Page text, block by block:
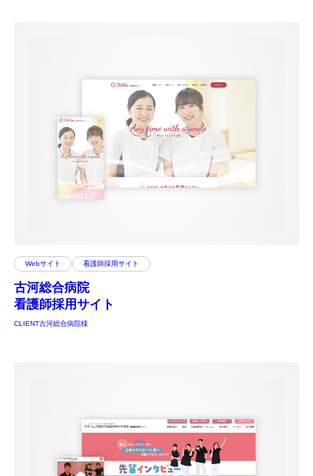
Webサイト 看護師採用サイト
古河総合病院
看護師採用サイト
CLIENT古河総合病院様